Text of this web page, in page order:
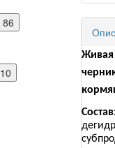
86
10
Живая